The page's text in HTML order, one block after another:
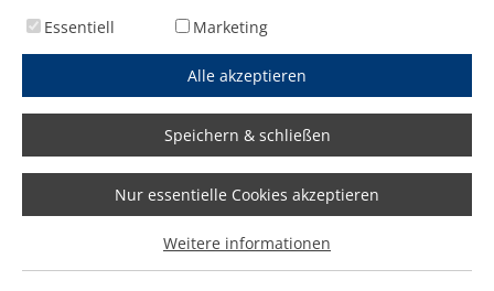
Technologietag 2025:
Innovationen live erleben
Essentiell
Marketing
Alle akzeptieren
Speichern & schließen
Nur essentielle Cookies akzeptieren
Weitere informationen